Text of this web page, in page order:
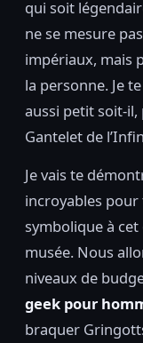
qui soit
ne se mesure
impériaux, mais
la personne. Je
aussi petit soit-il,
Gantelet de
Je vais te
incroyables pour
symbolique à
musée. Nous
niveaux de
geek pour
braquer